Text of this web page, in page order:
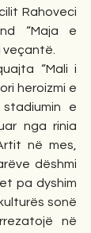
Rahoveci
“Maja e
veçantë.
“Mali i
heroizmi e
e
nga rinia
në mes,
dëshmi
pa dyshim
sonë
në